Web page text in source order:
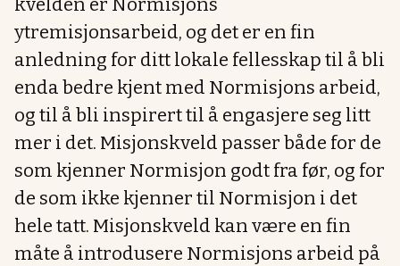
kvelden er Normisjons
ytremisjonsarbeid, og det er en fin
anledning for ditt lokale fellesskap til å bli
enda bedre kjent med Normisjons arbeid,
og til å bli inspirert til å engasjere seg litt
mer i det. Misjonskveld passer både for de
som kjenner Normisjon godt fra før, og for
de som ikke kjenner til Normisjon i det
hele tatt. Misjonskveld kan være en fin
måte å introdusere Normisjons arbeid på